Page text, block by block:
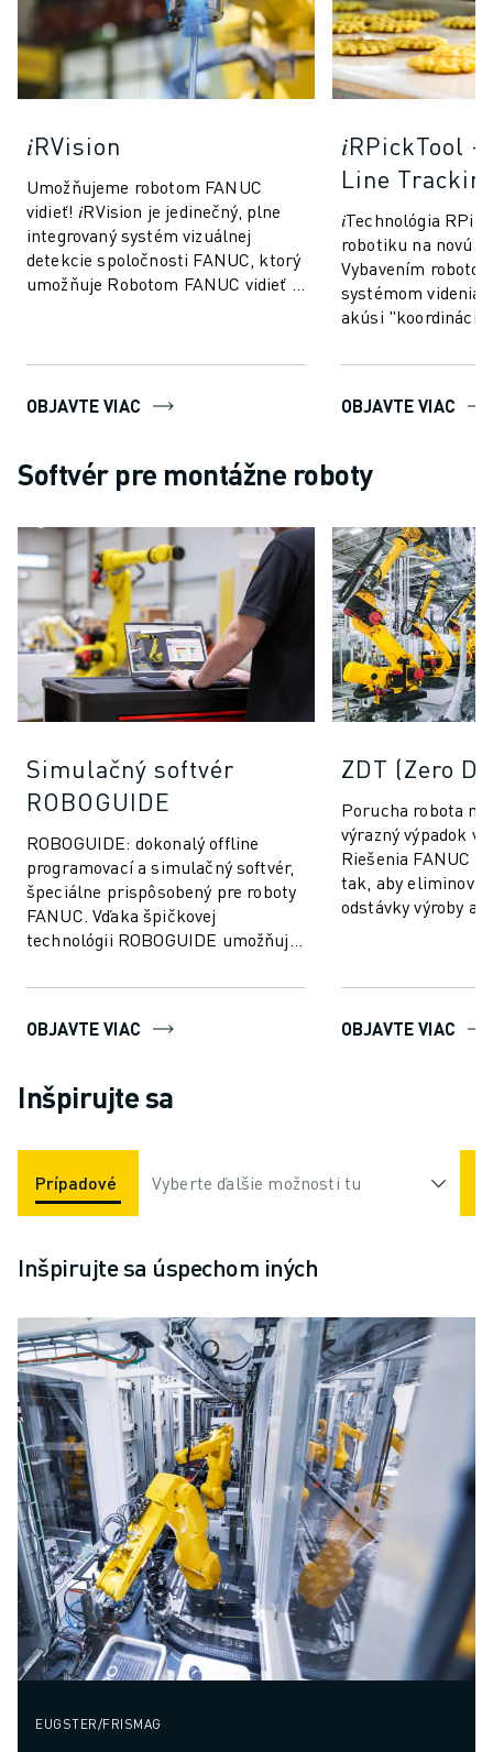
𝑖RVision
Umožňujeme robotom FANUC
vidieť! 𝑖RVision je jedinečný, plne
integrovaný systém vizuálnej
detekcie spoločnosti FANUC, ktorý
umožňuje Robotom FANUC vidieť -
OBJAVTE VIAC
𝑖RPickTool -
Line
𝑖Technológia
robotiku na novú
Vybavením
systémom videnia
akúsi
viacero rob...
OBJAVTE VIAC
Softvér pre montážne roboty
Simulačný softvér
ROBOGUIDE
ROBOGUIDE: dokonalý offline
programovací a simulačný softvér,
špeciálne prispôsobený pre roboty
FANUC. Vďaka špičkovej
technológii ROBOGUIDE umožňuje
programovať a...
OBJAVTE VIAC
ZDT (Zero
Porucha robota
výrazný výpadok
Riešenia FANUC
tak, aby
odstávky výroby a
OBJAVTE VIAC
Inšpirujte sa
Prípadové Štúdie Odvetvia Videá
Vyberte ďalšie možnosti tu
Inšpirujte sa úspechom iných
EUGSTER/FRISMAG